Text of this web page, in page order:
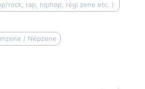
rock, rap, hiphop, régi zene etc. )
/ Népzene